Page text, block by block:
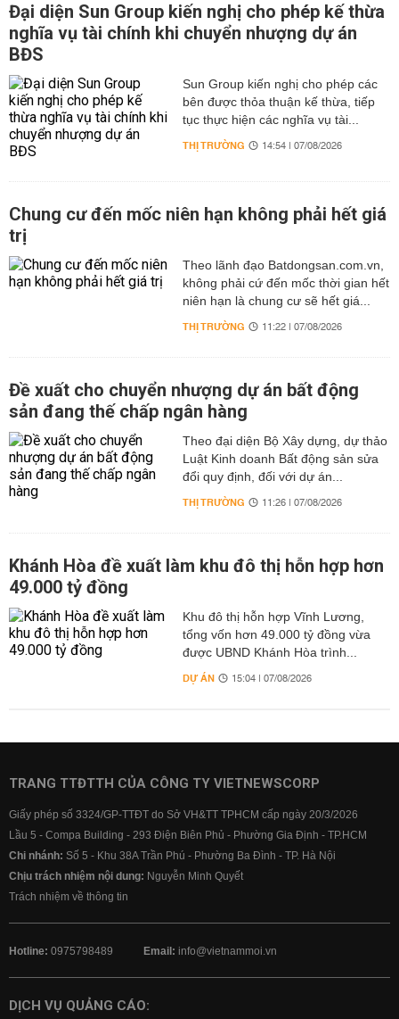
Đại diện Sun Group kiến nghị cho phép kế thừa
nghĩa vụ tài chính khi chuyển nhượng dự án
BĐS
Sun Group kiến nghị cho phép các
bên được thỏa thuận kế thừa, tiếp
tục thực hiện các nghĩa vụ tài...
THỊ TRƯỜNG 14:54 | 07/08/2026
Chung cư đến mốc niên hạn không phải hết giá
trị
Theo lãnh đạo Batdongsan.com.vn,
không phải cứ đến mốc thời gian hết
niên hạn là chung cư sẽ hết giá...
THỊ TRƯỜNG 11:22 | 07/08/2026
Đề xuất cho chuyển nhượng dự án bất động
sản đang thế chấp ngân hàng
Theo đại diện Bộ Xây dựng, dự thảo
Luật Kinh doanh Bất động sản sửa
đổi quy định, đối với dự án...
THỊ TRƯỜNG 11:26 | 07/08/2026
Khánh Hòa đề xuất làm khu đô thị hỗn hợp hơn
49.000 tỷ đồng
Khu đô thị hỗn hợp Vĩnh Lương,
tổng vốn hơn 49.000 tỷ đồng vừa
được UBND Khánh Hòa trình...
DỰ ÁN 15:04 | 07/08/2026
TRANG TTĐTTH CỦA CÔNG TY VIETNEWSCORP
Giấy phép số 3324/GP-TTĐT do Sở VH&TT TPHCM cấp ngày 20/3/2026
Lầu 5 - Compa Building - 293 Điện Biên Phủ - Phường Gia Định - TP.HCM
Chi nhánh: Số 5 - Khu 38A Trần Phú - Phường Ba Đình - TP. Hà Nội
Chịu trách nhiệm nội dung: Nguyễn Minh Quyết
Trách nhiệm về thông tin
Hotline: 0975798489 Email: info@vietnammoi.vn
DỊCH VỤ QUẢNG CÁO: